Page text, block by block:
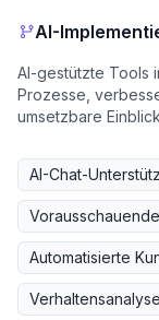
AI-
AI-gestützte Tools
Prozesse,
umsetzbare
AI-Chat-
Automatisierte